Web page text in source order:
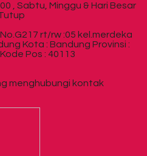
, Sabtu, Minggu & Hari Besar
rt/rw :05 kel.merdeka
Kota : Bandung Provinsi :
Pos : 40113
menghubungi kontak